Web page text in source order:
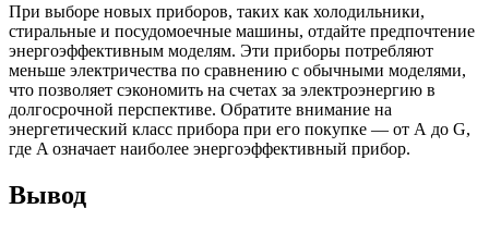
При выборе новых приборов, таких как холодильники,
стиральные и посудомоечные машины, отдайте предпочтение
энергоэффективным моделям. Эти приборы потребляют
меньше электричества по сравнению с обычными моделями,
что позволяет сэкономить на счетах за электроэнергию в
долгосрочной перспективе. Обратите внимание на
энергетический класс прибора при его покупке — от А до G,
где A означает наиболее энергоэффективный прибор.
Вывод